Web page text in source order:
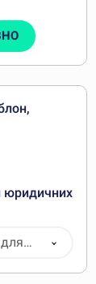
юридичних